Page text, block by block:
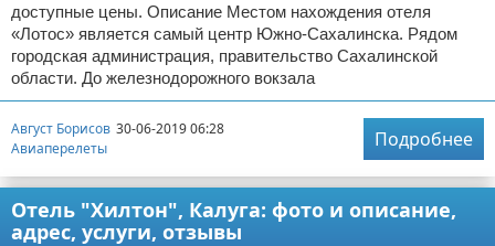
доступные цены. Описание Местом нахождения отеля
«Лотос» является самый центр Южно-Сахалинска. Рядом
городская администрация, правительство Сахалинской
области. До железнодорожного вокзала
Август Борисов 30-06-2019 06:28
Авиаперелеты
Подробнее
Отель "Хилтон", Калуга: фото и описание,
адрес, услуги, отзывы